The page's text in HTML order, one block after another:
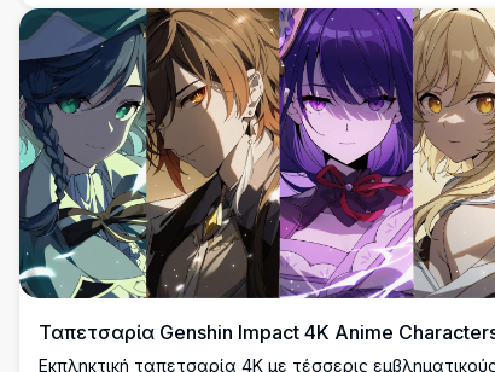
Ταπετσαρία Genshin Impact 4K Anime
Εκπληκτική ταπετσαρία 4K με τέσσερις εμβληματικούς